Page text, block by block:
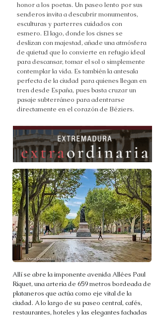
honor a los poetas. Un paseo lento por sus
senderos invita a descubrir monumentos,
esculturas y parterres cuidados con
esmero. El lago, donde los cisnes se
deslizan con majestad, añade una atmósfera
de quietud que lo convierte en refugio ideal
para descansar, tomar el sol o simplemente
contemplar la vida. Es también la antesala
perfecta de la ciudad para quienes llegan en
tren desde España, pues basta cruzar un
pasaje subterráneo para adentrarse
directamente en el corazón de Béziers.
Allí se abre la imponente avenida Allées Paul
Riquet, una arteria de 659 metros bordeada de
plataneros que actúa como eje vital de la
ciudad. A lo largo de su paseo central, cafés,
restaurantes, hoteles y las elegantes fachadas